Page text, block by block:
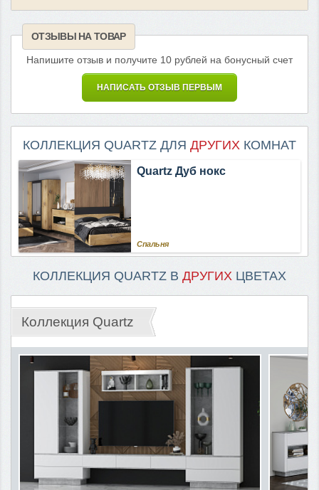
ОТЗЫВЫ НА ТОВАР
Напишите отзыв и получите 10 рублей на бонусный счет
НАПИСАТЬ ОТЗЫВ ПЕРВЫМ
КОЛЛЕКЦИЯ QUARTZ ДЛЯ ДРУГИХ КОМНАТ
Quartz Дуб нокс
Спальня
КОЛЛЕКЦИЯ QUARTZ В ДРУГИХ ЦВЕТАХ
Коллекция Quartz